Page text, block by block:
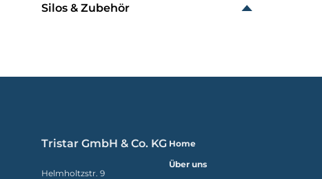
Silos & Zubehör
Tristar GmbH & Co. KG
Helmholtzstr. 9
Home
Über uns